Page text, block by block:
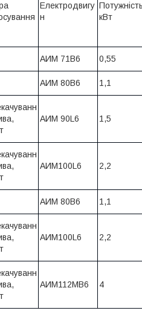
Електродвигу
н
кВт
АИМ 71В6 0,55
АИМ 80В6 1,1
АИМ 90L6 1,5
АИМ100L6 2,2
АИМ 80В6 1,1
АИМ100L6 2,2
АИМ112МВ6 4